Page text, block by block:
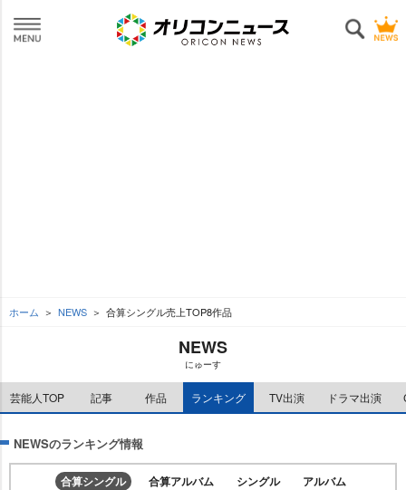
ホーム NEWS 合算シングル売上TOP8作品
NEWS
にゅーす
芸能人TOP 記事 作品 ランキング TV出演 ドラマ出演
NEWSのランキング情報
合算シングル 合算アルバム シングル
アルバム